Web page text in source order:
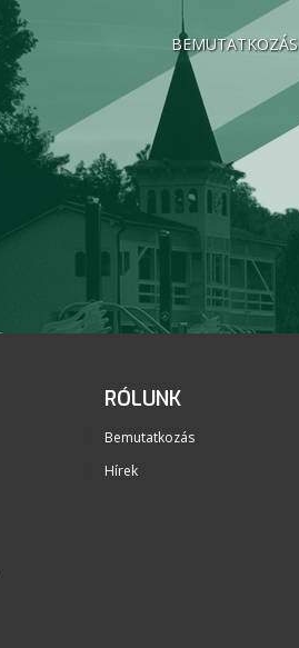
BEMUTATKOZÁS
RÓLUNK
Bemutatkozás
Hírek